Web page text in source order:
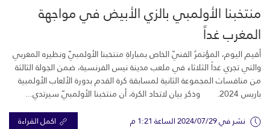
منتخبنا الأولمبي بالزي الأبيض في مواجهة
المغرب غداً
أقيم اليوم، المؤتمرُ الفنيّ الخاص بمباراةِ منتخبنا الأولمبيّ ونظيره المغربي
والتي تجري غداً الثلاثاء في ملعب مدينة نيس الفرنسية، ضمن الجولة الثالثة
من منافسات المجموعة الثانية لمسابقة كرة القدم بدورة الألعاب الأولمبية
باريس 2024. وذكر بيان لاتحاد الكرة، أن منتخبنا الأولمبيّ سيرتدي...
نشر في 2024/07/29 الساعة 1:21 م اكمل القراءة